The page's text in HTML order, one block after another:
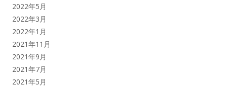
2022年5月
2022年3月
2022年1月
2021年11月
2021年9月
2021年7月
2021年5月